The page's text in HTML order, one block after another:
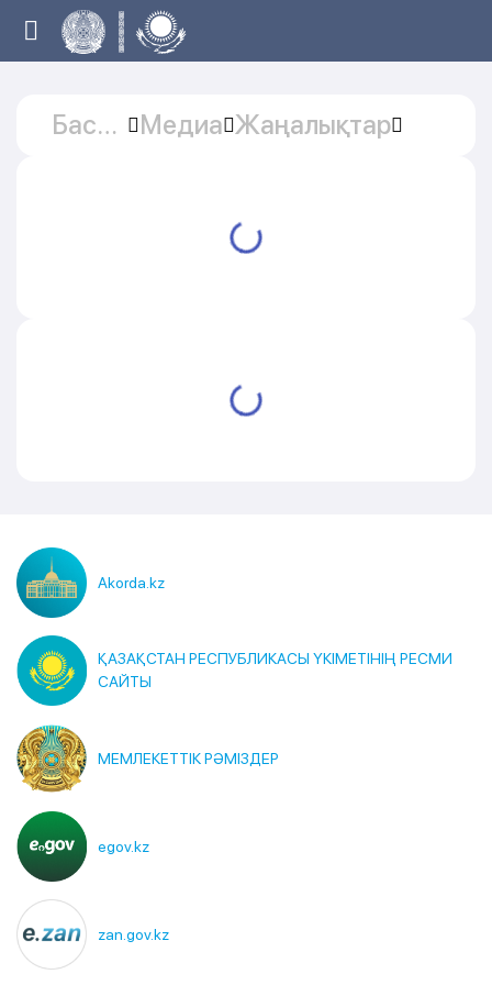
Басты
Медиа Жаңалықтар
Akorda.kz
ҚАЗАҚСТАН РЕСПУБЛИКАСЫ ҮКІМЕТІНІҢ РЕСМИ
САЙТЫ
МЕМЛЕКЕТТІК РӘМІЗДЕР
egov.kz
zan.gov.kz